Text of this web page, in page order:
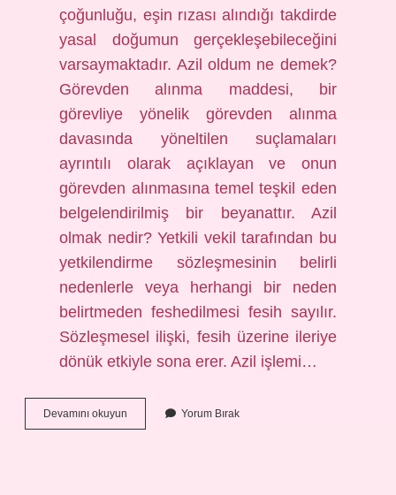
çoğunluğu, eşin rızası alındığı takdirde
yasal doğumun gerçekleşebileceğini
varsaymaktadır. Azil oldum ne demek?
Görevden alınma maddesi, bir
görevliye yönelik görevden alınma
davasında yöneltilen suçlamaları
ayrıntılı olarak açıklayan ve onun
görevden alınmasına temel teşkil eden
belgelendirilmiş bir beyanattır. Azil
olmak nedir? Yetkili vekil tarafından bu
yetkilendirme sözleşmesinin belirli
nedenlerle veya herhangi bir neden
belirtmeden feshedilmesi fesih sayılır.
Sözleşmesel ilişki, fesih üzerine ileriye
dönük etkiyle sona erer. Azil işlemi…
Devamını okuyun
Olmak
Yorum Bırak